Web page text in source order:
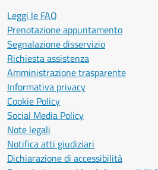
Leggi le FAQ
Prenotazione appuntamento
Segnalazione disservizio
Richiesta assistenza
Amministrazione trasparente
Informativa privacy
Cookie Policy
Social Media Policy
Note legali
Notifica atti giudiziari
Dichiarazione di accessibilità